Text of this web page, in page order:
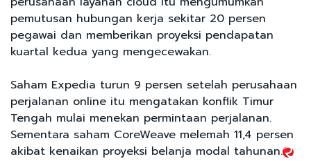
pemutusan hubungan kerja sekitar 20 persen
pegawai dan memberikan proyeksi pendapatan
kuartal kedua yang mengecewakan.
Saham Expedia turun 9 persen setelah perusahaan
perjalanan online itu mengatakan konflik Timur
Tengah mulai menekan permintaan perjalanan.
Sementara saham CoreWeave melemah 11,4 persen
akibat kenaikan proyeksi belanja modal tahunan.